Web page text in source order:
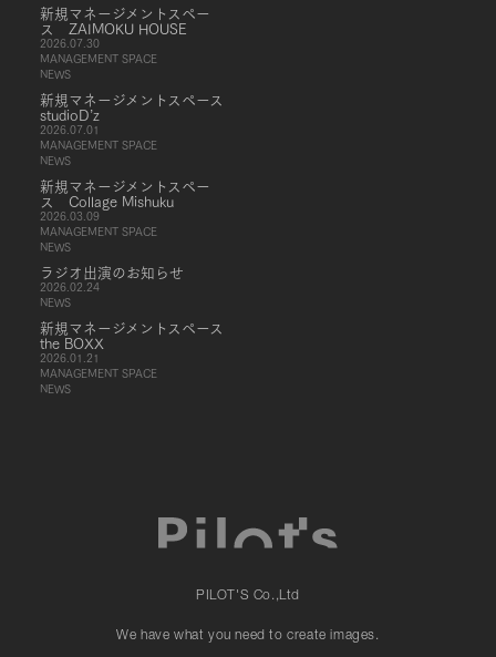
新規マネージメントスペー
ス ZAIMOKU HOUSE
2026.07.30
MANAGEMENT SPACE
NEWS
新規マネージメントスペース
studioD’z
2026.07.01
MANAGEMENT SPACE
NEWS
新規マネージメントスペー
ス Collage Mishuku
2026.03.09
MANAGEMENT SPACE
NEWS
ラジオ出演のお知らせ
2026.02.24
NEWS
新規マネージメントスペース
the BOXX
2026.01.21
MANAGEMENT SPACE
NEWS
PILOT'S Co.,Ltd
We have what you need to create images.